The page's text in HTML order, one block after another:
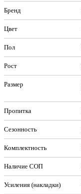
Бренд
Цвет
Пол
Рост
Размер
Пропитка
Сезонность
Комплектность
Наличие СОП
Усиления (накладки)